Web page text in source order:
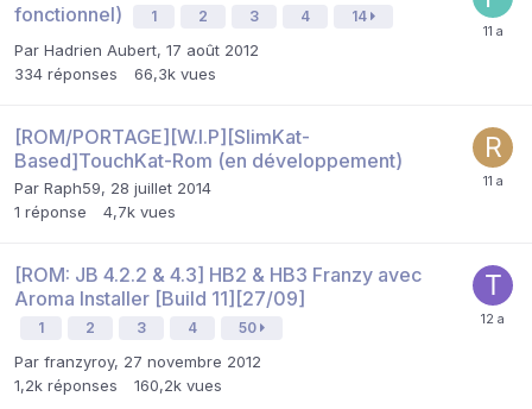
fonctionnel)
1 2 3 4 14
Par Hadrien Aubert, 17 août 2012
334 réponses 66,3k vues
[ROM/PORTAGE][W.I.P][SlimKat-
Based]TouchKat-Rom (en développement)
Par Raph59, 28 juillet 2014
1 réponse 4,7k vues
[ROM: JB 4.2.2 & 4.3] HB2 & HB3 Franzy avec
Aroma Installer [Build 11][27/09]
1 2 3 4 50
Par franzyroy, 27 novembre 2012
1,2k réponses 160,2k vues